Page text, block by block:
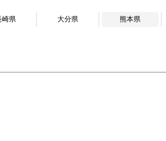
崎県 大分県 熊本県